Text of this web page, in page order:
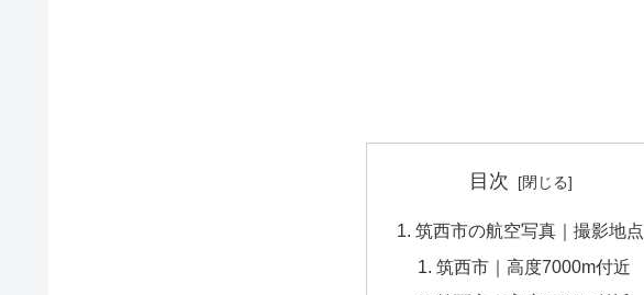
目次
筑西市の航空写真｜撮影地点
筑西市｜高度7000m付近